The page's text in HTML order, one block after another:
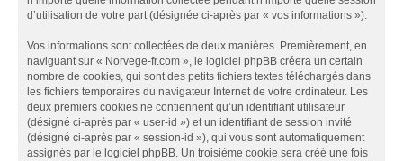
d’utilisation de votre part (désignée ci-après par « vos informations »).
Vos informations sont collectées de deux manières. Premièrement, en
naviguant sur « Norvege-fr.com », le logiciel phpBB créera un certain
nombre de cookies, qui sont des petits fichiers textes téléchargés dans
les fichiers temporaires du navigateur Internet de votre ordinateur. Les
deux premiers cookies ne contiennent qu’un identifiant utilisateur
(désigné ci-après par « user-id ») et un identifiant de session invité
(désigné ci-après par « session-id »), qui vous sont automatiquement
assignés par le logiciel phpBB. Un troisième cookie sera créé une fois